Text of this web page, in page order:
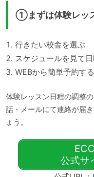
①まずは体験レッ
行きたい校舎を選ぶ
スケジュールを見て
WEBから簡単予約する
体験レッスン日程の調整
話・メールにて連絡が届
ょう。
公式サ